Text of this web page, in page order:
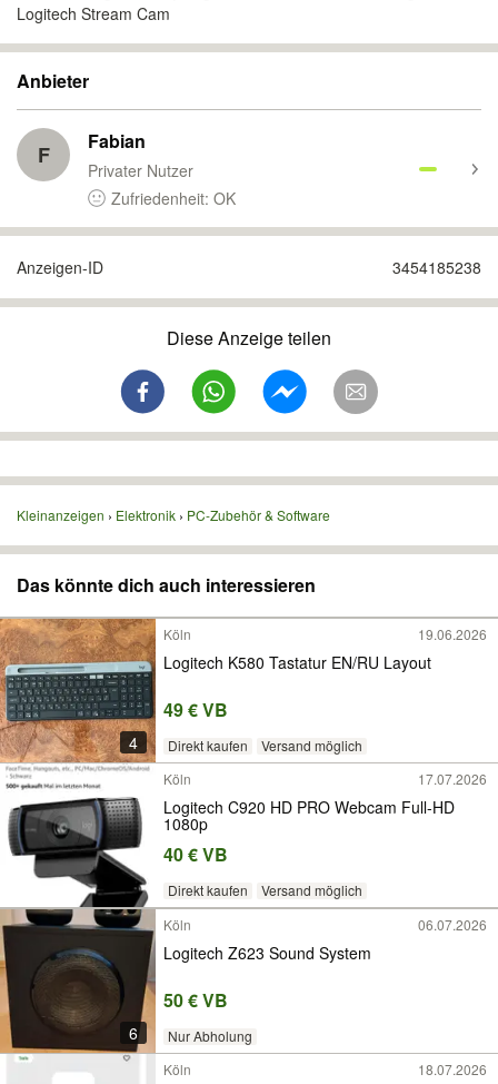
Logitech Stream Cam
Anbieter
F Fabian
Privater Nutzer
Zufriedenheit: OK
Anzeigen-ID 3454185238
Diese Anzeige teilen
Kleinanzeigen Elektronik PC-Zubehör & Software
Das könnte dich auch interessieren
4
Köln 19.06.2026
Logitech K580 Tastatur EN/RU Layout
49 € VB
Direkt kaufen
Versand möglich
Köln
17.07.2026
Logitech C920 HD PRO Webcam Full-HD
1080p
40 € VB
Direkt kaufen Versand möglich
6
Köln 06.07.2026
Logitech Z623 Sound System
50 € VB
Nur Abholung
Köln 18.07.2026